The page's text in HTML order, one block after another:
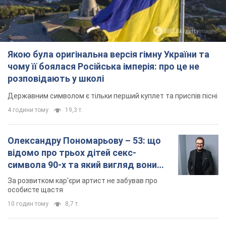
Якою була оригінальна версія гімну України та
чому її боялася Російська імперія: про це не
розповідають у школі
Державним символом є тільки перший куплет та приспів пісні
4 години тому 19,3 т.
Олександру Пономарьову – 53: що
відомо про трьох дітей секс-
символа 90-х та який вигляд вони
мають
За розвитком кар'єри артист не забував про
особисте щастя
10 годин тому 8,7 т.